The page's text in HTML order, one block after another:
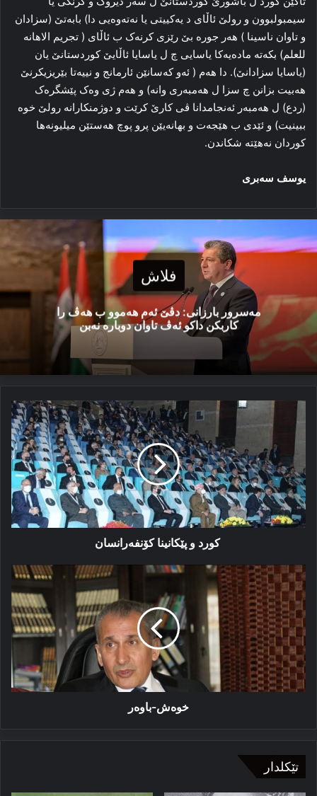
سیمبولبوون و رولێ ئاڵای د یەکییتی یا نەتەوەیی دا) بابەتێ (سزادان
و تاوان ناسینا ) هەر جورە بێ رێزی کرنەک ب ئاڵای ( تجریم الاهانە
للعلم) بکەتە مادەیەکا یاسایی چ ل یاسایا ئاڵایێ کوردستانێ یان
(یاسایا سزادانێ). دا هەم ( ئەو کەسانێن ئارمانج و نییەتا بێریزیکرنێ
هەبیت بزانن چ سزا ل هەمبەری وانە) و هەم ژی وەک پێشگرەک
(ردع) ل هەمبەر ئەنجامدانا ڤی کارێ کرێت و دوژمنکارانە رولێ خوە
ببینیت) و ئێدی ب هێجەت و بهانەیێن پرو پوچ هەستێن میلیونەها
کوردان نەهێتە شکاندن.
یوسف سەبری
فلاش
مەسرور بارزانی: دڤێ ئەم هەموو ب هەڤ را
کاربکن داکو ئەڤ تاوان دوبارە نەبن
کورد
پێکانینا
کۆنفه‌رانسان
کورد و پێکانینا کۆنفه‌رانسان
خوەش-
باوەر
خوەش-باوەر
تێکلدار